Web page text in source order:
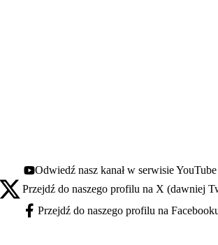
Youtube - otwiera się w nowej karcie
Odwiedź nasz kanał w serwisie YouTube
X - otwiera się w nowej karcie
Przejdź do naszego profilu na X (dawniej
Facebook - otwiera się w nowej karcie
Przejdź do naszego profilu na